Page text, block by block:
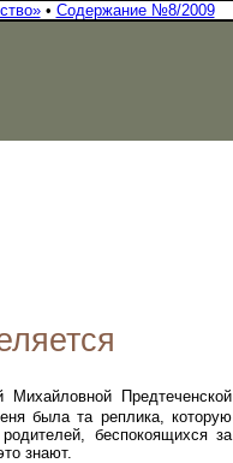
• Содержание №8/2009
Предтеченской
была та реплика, которую
беспокоящихся за
знают.